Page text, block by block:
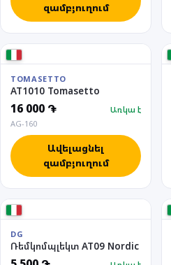
զամբյուղում
TOMASETTO
AT1010 Tomasetto
16 000 ֏
Առկա է
AG-160
Ավելացնել
զամբյուղում
DG
Ռեմկոմպլեկտ AT09 Nordic